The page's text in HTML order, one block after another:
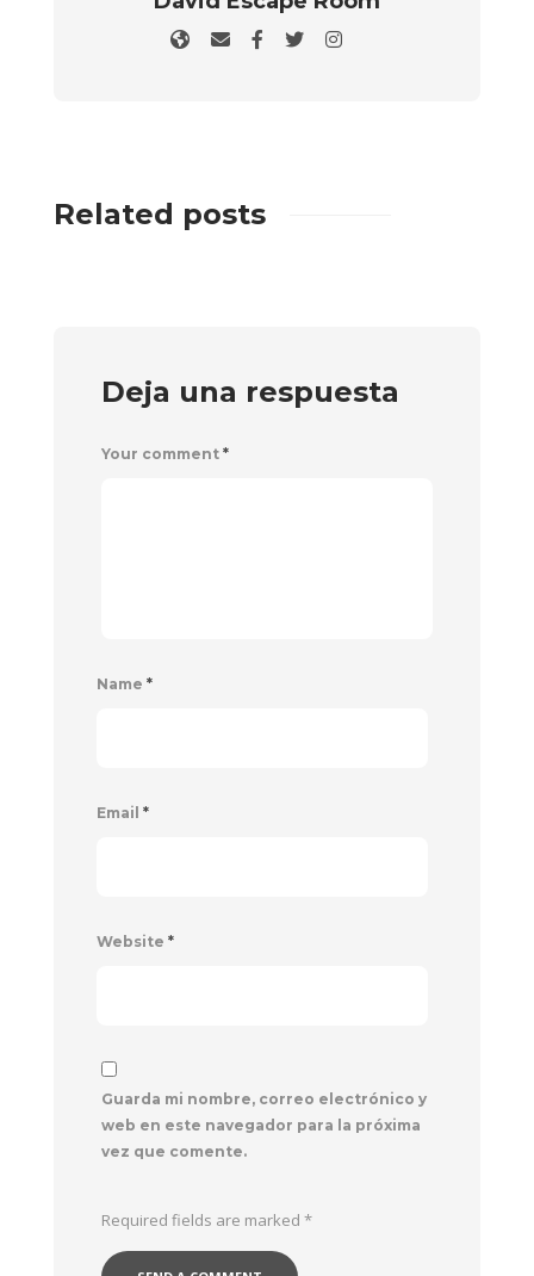
Related posts
Deja una respuesta
Your comment *
Name *
Email *
Website *
Guarda mi nombre, correo electrónico y
web en este navegador para la próxima
vez que comente.
Required fields are marked *